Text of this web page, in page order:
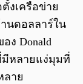
งเครือข่าย
นดอลลาร์ใน
ง Donald
มีหลายแง่มุมที่
ลาย